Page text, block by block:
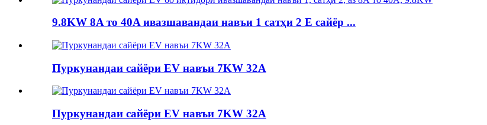
9.8KW 8A то 40A ивазшавандаи навъи 1 сатҳи 2 E сайёр ...
Пуркунандаи сайёри EV навъи 7KW 32A
Пуркунандаи сайёри EV навъи 7KW 32A